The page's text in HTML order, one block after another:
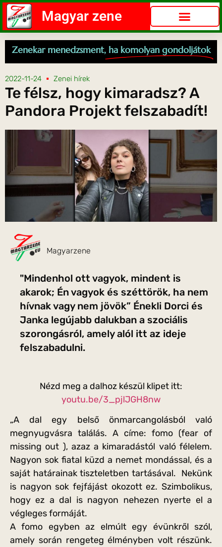
Magyar zene
Zenekar menedzsment, ha komolyan gondoljátok
2022-11-24 Zenei hírek
Te félsz, hogy kimaradsz? A
Pandora Projekt felszabadít!
Magyarzene
"Mindenhol ott vagyok, mindent is
akarok; Én vagyok és széttörök, ha nem
hívnak vagy nem jövök” Énekli Dorci és
Janka legújabb dalukban a szociális
szorongásról, amely alól itt az ideje
felszabadulni.
Nézd meg a dalhoz készül klipet itt:
youtu.be/3_pjlJGH8nw
„A dal egy belső önmarcangolásból való
megnyugvásra találás. A címe: fomo (fear of
missing out ), azaz a kimaradástól való félelem.
Nagyon sok fiatal küzd a nemet mondással, és a
saját határainak tiszteletben tartásával. Nekünk
is nagyon sok fejfájást okozott ez. Szimbolikus,
hogy ez a dal is nagyon nehezen nyerte el a
végleges formáját.
A fomo egyben az elmúlt egy évünkről szól,
amely során rengeteg élményben volt részünk.